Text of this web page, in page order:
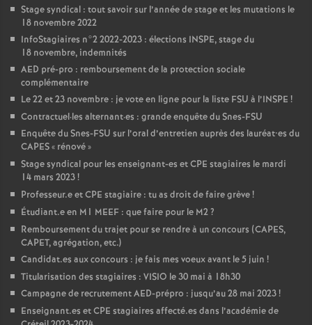
Stage syndical : tout savoir sur l’année de stage et les mutations le
18 novembre 2022
InfoStagiaires n°2 2022-2023 : élections INSPE, stage du
18 novembre, indemnités
AED pré-pro : remboursement de la protection sociale
complémentaire
Le 22 et 23 novembre : je vote en ligne pour la liste FSU à l’INSPE !
Contractuel·les alternant·es : grande enquête du Snes-FSU
Enquête du Snes-FSU sur l’oral d’entretien auprès des lauréat•es du
CAPES« rénové»
Stage syndical pour les enseignant-es etCPE stagiaires le mardi
14 mars 2023!
Professeur.e etCPE stagiaire : tu as droit de faire grève!
Étudiant.e en M1 MEEF : que faire pour le M2?
Remboursement du trajet pour se rendre à un concours (CAPES,
CAPET, agrégation, etc.)
Candidat.es aux concours : je fais mes voeux avant le 5 juin !
Titularisation des stagiaires : VISIO le 30 mai à 18h30
Campagne de recrutementAED-prépro : jusqu’au 28 mai 2023!
Enseignant.es etCPE stagiaires affecté.es dans l’académie de